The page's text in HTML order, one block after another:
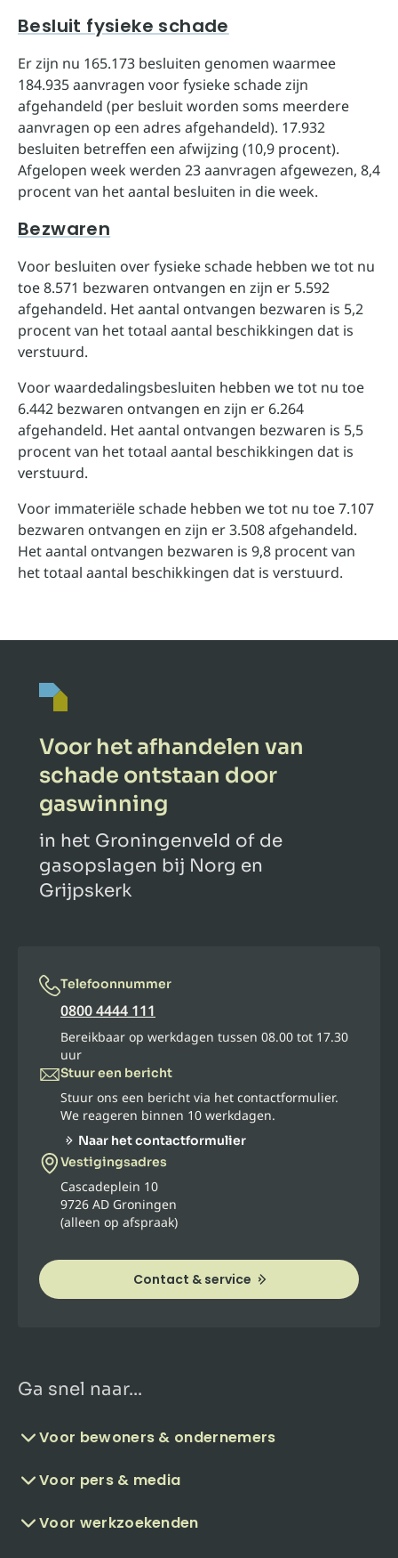
Besluit fysieke schade
Er zijn nu 165.173 besluiten genomen waarmee
184.935 aanvragen voor fysieke schade zijn
afgehandeld (per besluit worden soms meerdere
aanvragen op een adres afgehandeld). 17.932
besluiten betreffen een afwijzing (10,9 procent).
Afgelopen week werden 23 aanvragen afgewezen, 8,4
procent van het aantal besluiten in die week.
Bezwaren
Voor besluiten over fysieke schade hebben we tot nu
toe 8.571 bezwaren ontvangen en zijn er 5.592
afgehandeld. Het aantal ontvangen bezwaren is 5,2
procent van het totaal aantal beschikkingen dat is
verstuurd.
Voor waardedalingsbesluiten hebben we tot nu toe
6.442 bezwaren ontvangen en zijn er 6.264
afgehandeld. Het aantal ontvangen bezwaren is 5,5
procent van het totaal aantal beschikkingen dat is
verstuurd.
Voor immateriële schade hebben we tot nu toe 7.107
bezwaren ontvangen en zijn er 3.508 afgehandeld.
Het aantal ontvangen bezwaren is 9,8 procent van
het totaal aantal beschikkingen dat is verstuurd.
Voor het afhandelen van
schade ontstaan door
gaswinning
in het Groningenveld of de
gasopslagen bij Norg en
Grijpskerk
Telefoonnummer
0800 4444 111
Bereikbaar op werkdagen tussen 08.00 tot 17.30
uur
Stuur een bericht
Stuur ons een bericht via het contactformulier.
We reageren binnen 10 werkdagen.
Naar het contactformulier
Vestigingsadres
Cascadeplein 10
9726 AD Groningen
(alleen op afspraak)
Contact & service
Ga snel naar...
Voor bewoners & ondernemers
Voor pers & media
Voor werkzoekenden